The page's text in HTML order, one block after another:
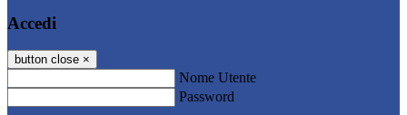
Accedi
button close ×
Nome Utente
Password